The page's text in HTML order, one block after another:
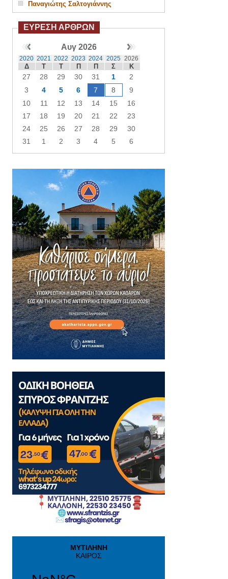
Παναγιώτης Σαλτογιάννης
ΕΥΡΕΣΗ ΑΡΘΡΩΝ
Αυγ 2026
2020 2021 2022 2023 2024 2025 2026
Δ Τ Τ Π Π Σ Κ
27 28 29 30 31 1
2
3
4 5 6 7 8
9
10
11 12 13 14 15
16
17
18 19 20 21 22
23
24
25 26 27 28 29
30
31
1 2 3 4 5 6